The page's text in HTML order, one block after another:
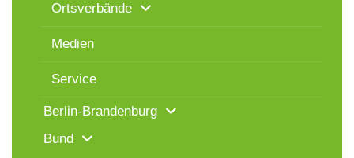
Ortsverbände
Medien
Service
Berlin-Brandenburg
Bund